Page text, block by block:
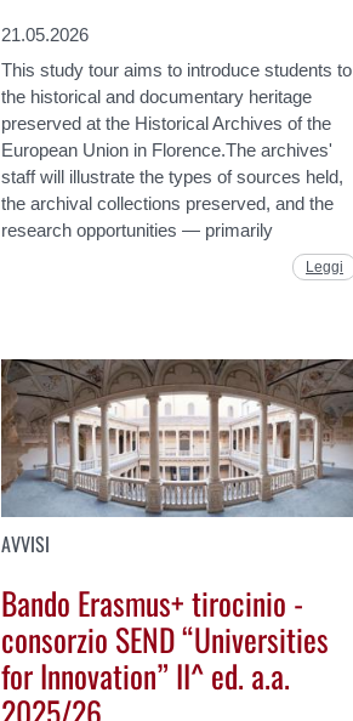
21.05.2026
This study tour aims to introduce students to
the historical and documentary heritage
preserved at the Historical Archives of the
European Union in Florence.The archives'
staff will illustrate the types of sources held,
the archival collections preserved, and the
research opportunities — primarily
Leggi
AVVISI
Bando Erasmus+ tirocinio -
consorzio SEND “Universities
for Innovation” II^ ed. a.a.
2025/26